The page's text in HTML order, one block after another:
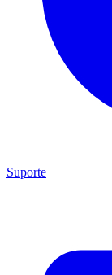
Suporte